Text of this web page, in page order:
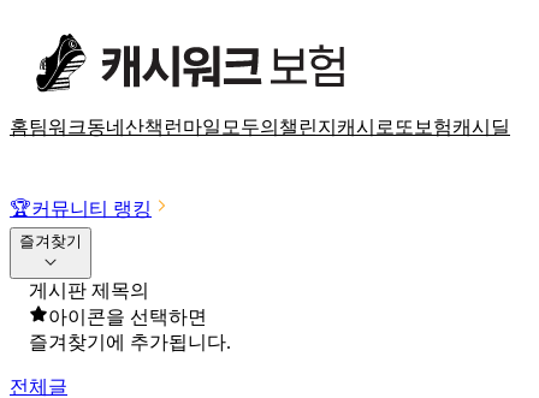
홈팀워크동네산책 런마일 모두의챌린지 캐시로또 보험캐시딜
🏆커뮤니티 랭킹
즐겨찾기
게시판 제목의
아이콘을 선택하면
즐겨찾기에 추가됩니다.
전체글